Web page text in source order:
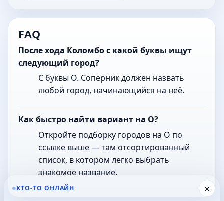
FAQ
После хода Коломбо с какой буквы ищут
следующий город?
С буквы О. Соперник должен назвать
любой город, начинающийся на неё.
Как быстро найти вариант на О?
Откройте подборку городов на О по
ссылке выше — там отсортированный
список, в котором легко выбрать
знакомое название.
×
КТО-ТО ОНЛАЙН